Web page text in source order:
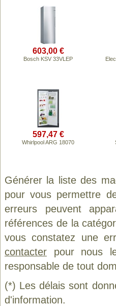
603,00 €
Bosch KSV 33VLEP
597,47 €
Whirlpool ARG 18070
Générer la liste des
pour vous permettre
erreurs peuvent
références de la
vous constatez une
contacter pour nous
responsable de tout
(*) Les délais sont
d'information.